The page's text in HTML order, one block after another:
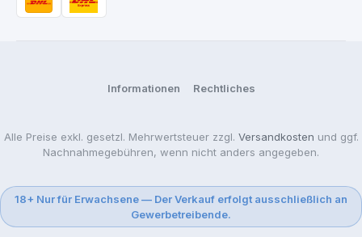
Informationen Rechtliches
Alle Preise exkl. gesetzl. Mehrwertsteuer zzgl. Versandkosten und ggf.
Nachnahmegebühren, wenn nicht anders angegeben.
18+ Nur für Erwachsene — Der Verkauf erfolgt ausschließlich an
Gewerbetreibende.